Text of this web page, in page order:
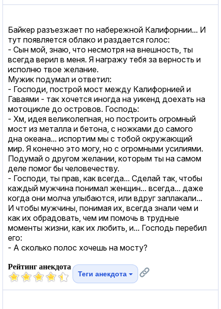
Байкер разъезжает по набережной Калифорнии... И
тут появляется облако и раздается голос:
- Сын мой, знаю, что несмотря на внешность, ты
всегда верил в меня. Я награжу тебя за верность и
исполню твое желание.
Мужик подумал и ответил:
- Господи, построй мост между Калифорнией и
Гаваями - так хочется иногда на уикенд доехать на
мотоцикле до островов. Господь:
- Хм, идея великолепная, но построить огромный
мост из металла и бетона, с ножками до самого
дна океана... испортим мы с тобой окружающий
мир. Я конечно это могу, но с огромными усилиями.
Подумай о другом желании, которым ты на самом
деле помог бы человечеству.
- Господи, ты прав, как всегда... Сделай так, чтобы
каждый мужчина понимал женщин... всегда... даже
когда они молча улыбаются, или вдруг заплакали...
И чтобы мужчины, понимая их, всегда знали чем и
как их обрадовать, чем им помочь в трудные
моменты жизни, как их любить, и... Господь перебил
его:
- А сколько полос хочешь на мосту?
Рейтинг анекдота
Теги анекдота